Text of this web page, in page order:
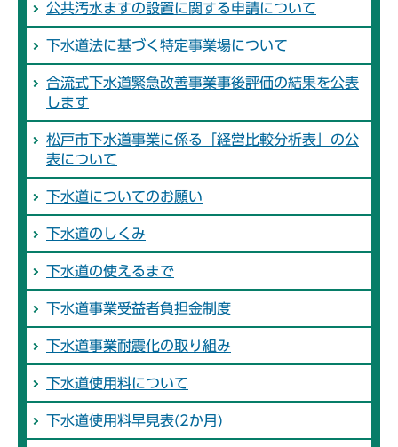
公共汚水ますの設置に関する申請について
下水道法に基づく特定事業場について
合流式下水道緊急改善事業事後評価の結果を公表
します
松戸市下水道事業に係る「経営比較分析表」の公
表について
下水道についてのお願い
下水道のしくみ
下水道の使えるまで
下水道事業受益者負担金制度
下水道事業耐震化の取り組み
下水道使用料について
下水道使用料早見表(2か月)